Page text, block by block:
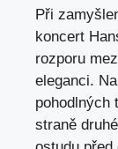
Při
koncert
rozporu
eleganci.
pohodlných
straně